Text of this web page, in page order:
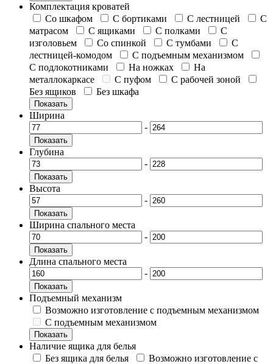
Комплектация кроватей
Со шкафом
С бортиками С лестницей
С
матрасом
С ящиками С полками
С
изголовьем
Со спинкой С тумбами
С
лестницей-комодом
С подъемным механизмом
С подлокотниками
На ножках
На
металлокаркасе
С пуфом
С рабочей зоной
Без ящиков
Без шкафа
Показать
Ширина
-
Показать
Глубина
-
Показать
Высота
-
Показать
Ширина спального места
-
Показать
Длина спального места
-
Показать
Подъемный механизм
Возможно изготовление с подъемным механизмом
С подъемным механизмом
Показать
Наличие ящика для белья
Без ящика для белья
Возможно изготовление с